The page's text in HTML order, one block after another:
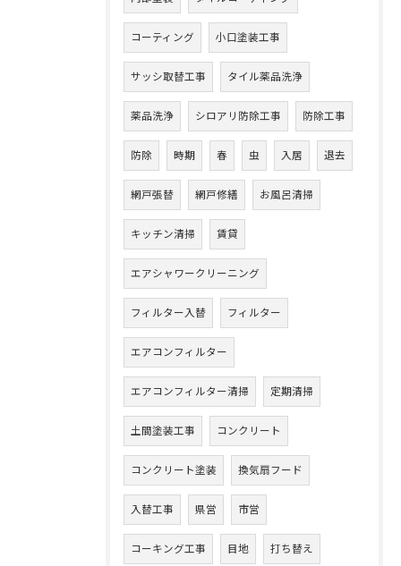
コーティング 小口塗装工事
サッシ取替工事 タイル薬品洗浄
薬品洗浄 シロアリ防除工事 防除工事
防除 時期 春 虫 入居 退去
網戸張替 網戸修繕 お風呂清掃
キッチン清掃 賃貸
エアシャワークリーニング
フィルター入替 フィルター
エアコンフィルター
エアコンフィルター清掃 定期清掃
土間塗装工事 コンクリート
コンクリート塗装 換気扇フード
入替工事 県営 市営
コーキング工事 目地 打ち替え